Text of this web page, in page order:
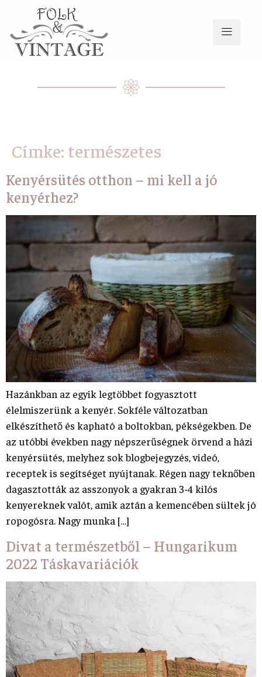
Címke: természetes
Kenyérsütés otthon – mi kell a jó
kenyérhez?
Hazánkban az egyik legtöbbet fogyasztott
élelmiszerünk a kenyér. Sokféle változatban
elkészíthető és kapható a boltokban, pékségekben. De
az utóbbi években nagy népszerűségnek örvend a házi
kenyérsütés, melyhez sok blogbejegyzés, videó,
receptek is segítséget nyújtanak. Régen nagy teknőben
dagasztották az asszonyok a gyakran 3-4 kilós
kenyereknek valót, amik aztán a kemencében sültek jó
ropogósra. Nagy munka […]
Divat a természetből – Hungarikum
2022 Táskavariációk